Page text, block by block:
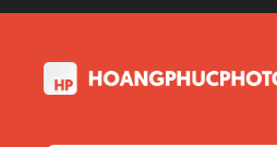
Skip
content